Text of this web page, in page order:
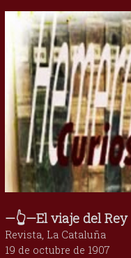
—👆—El viaje del Rey
Revista, La Cataluña
19 de octubre de 1907